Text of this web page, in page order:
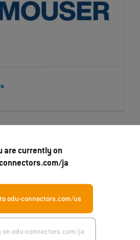
are currently on
ja
to odu-connectors.com/us
on odu-connectors.com/ja
れたコネクターソリュ
しですか？ いつでも喜